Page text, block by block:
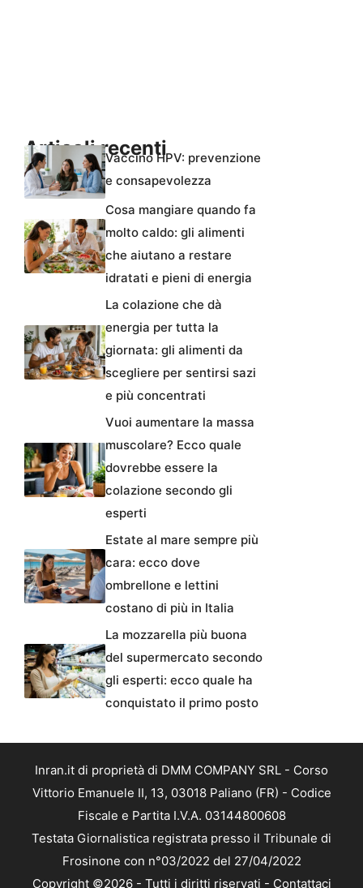
Articoli recentiVaccino HPV: prevenzione
e consapevolezza
Cosa mangiare quando fa
molto caldo: gli alimenti
che aiutano a restare
idratati e pieni di energia
La colazione che dà
energia per tutta la
giornata: gli alimenti da
scegliere per sentirsi sazi
e più concentrati
Vuoi aumentare la massa
muscolare? Ecco quale
dovrebbe essere la
colazione secondo gli
esperti
Estate al mare sempre più
cara: ecco dove
ombrellone e lettini
costano di più in Italia
La mozzarella più buona
del supermercato secondo
gli esperti: ecco quale ha
conquistato il primo posto
Inran.it di proprietà di DMM COMPANY SRL - Corso
Vittorio Emanuele II, 13, 03018 Paliano (FR) - Codice
Fiscale e Partita I.V.A. 03144800608
Testata Giornalistica registrata presso il Tribunale di
Frosinone con n°03/2022 del 27/04/2022
Copyright ©2026 - Tutti i diritti riservati - Contattaci